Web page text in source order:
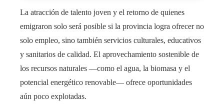
La atracción de talento joven y el retorno de quienes
emigraron solo será posible si la provincia logra ofrecer no
solo empleo, sino también servicios culturales, educativos
y sanitarios de calidad. El aprovechamiento sostenible de
los recursos naturales —como el agua, la biomasa y el
potencial energético renovable— ofrece oportunidades
aún poco explotadas.